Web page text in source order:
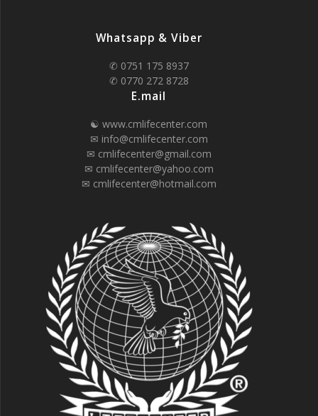
Whatsapp & Viber
✆ 0751 175 8937
✆ 0770 272 8728
E.mail
☯ www.cmlifecenter.com
✉ info@cmlifecenter.com
✉ cmlifecenter@gmail.com
✉ cmlifecenter@yahoo.com
✉ cmlifecenter@hotmail.com